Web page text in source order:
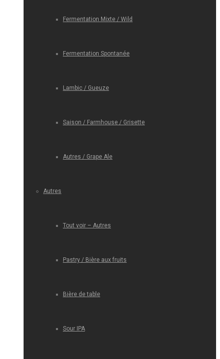
Fermentation Mixte / Wild
Fermentation Spontanée
Lambic / Gueuze
Saison / Farmhouse / Grisette
Autres / Grape Ale
Autres
Tout voir – Autres
Pastry / Bière aux fruits
Bière de table
Sour IPA